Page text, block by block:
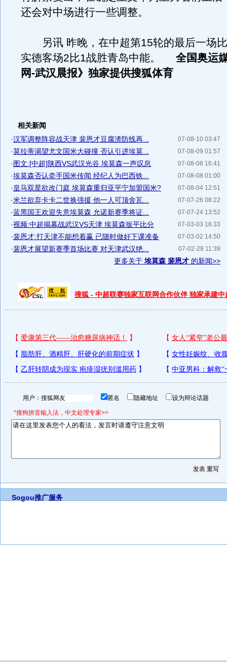
还会对中场进行一些调整。
另讯 昨晚，在中超第15轮的最后一场
实德客场2比1战胜青岛中能。 全国奥运
网-武汉晨报》独家提供搜狐体育
相关新闻
07-08-10 03:47
·汉军调整阵容战天津 裴恩才豆腐渣防线再...
07-08-09 01:57
·莫拉蒂渴望尤文国米大碰撞 否认引进埃莫...
07-08-08 16:41
·图文:[中超]陕西VS武汉光谷 埃莫森一声叹息
07-08-08 01:00
·埃莫森否认牵手国米传闻 经纪人为巴西铁...
07-08-04 12:51
·皇马双星欲改门庭 埃莫森重归亚平宁加盟国米?
07-07-26 08:22
·米兰欲弃卡卡二世换强援 他一人可顶舍瓦...
07-07-24 13:52
·蓝黑国王欢迎失意埃莫森 允诺新赛季将证...
07-03-03 16:33
·视频:中超揭幕战武汉VS天津 埃莫森扳平比分
07-03-02 14:50
·裴恩才:打天津不能想着赢 已随时做好下课准备
07-02-28 11:39
·裴恩才展望新赛季首场比赛 对天津武汉绝...
更多关于 埃莫森 裴恩才 的新闻>>
搜狐 - 中超联赛独家互联网合作伙伴 独家承建中
用户： 匿名 隐藏地址 设为辩论话题
*搜狗拼音输入法，中文处理专家>>
Sogou推广服务